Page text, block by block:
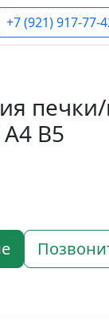
+7 (921) 917-77-
B5